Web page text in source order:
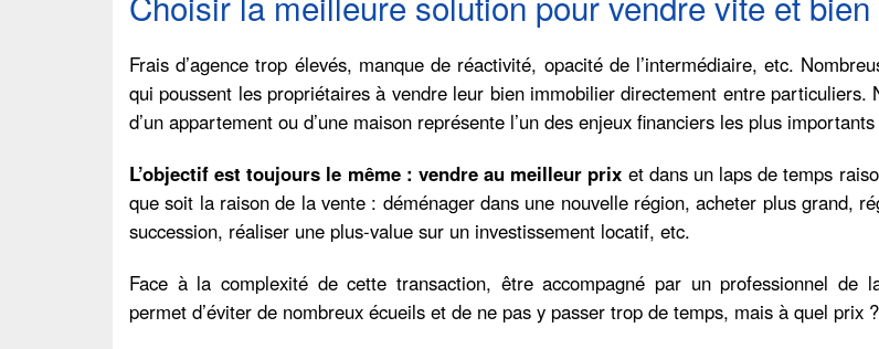
Frais d’agence trop élevés, manque de réactivité, opacité de l’intermédiaire, etc.
qui poussent les propriétaires à vendre leur bien immobilier directement entre particuliers.
d’un appartement ou d’une maison représente l’un des enjeux financiers les plus importants
L’objectif est toujours le même : vendre au meilleur prix et dans un laps de temps
que soit la raison de la vente : déménager dans une nouvelle région, acheter plus grand,
succession, réaliser une plus-value sur un investissement locatif, etc.
Face à la complexité de cette transaction, être accompagné par un professionnel de
permet d’éviter de nombreux écueils et de ne pas y passer trop de temps, mais à quel prix ?